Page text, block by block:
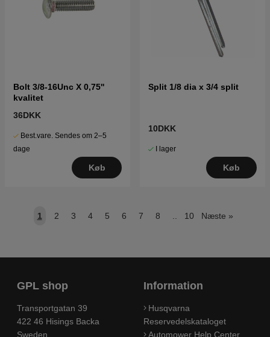
Bolt 3/8-16Unc X 0,75''
kvalitet
36DKK
Best.vare. Sendes om 2–5
dage
Køb
Split 1/8 dia x 3/4 split
10DKK
I lager
Køb
1 2 3 4 5 6 7 8 .. 10 Næste »
GPL shop
Transportgatan 39
422 46 Hisings Backa
Sweden
Information
Husqvarna
Reservedelskataloget
Automower Help Center